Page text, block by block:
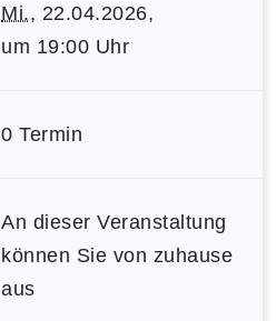
Mi., 22.04.2026,
um 19:00 Uhr
0 Termin
An dieser Veranstaltung
können Sie von zuhause
aus